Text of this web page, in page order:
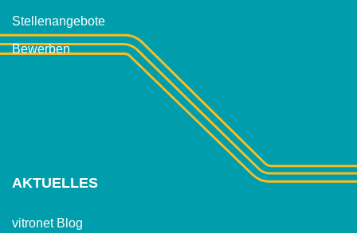
Stellenangebote
Bewerben
AKTUELLES
vitronet Blog